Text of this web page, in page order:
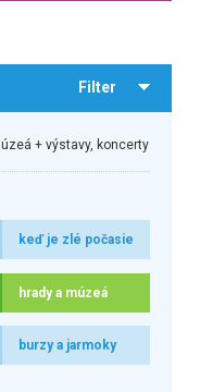
Filter
+ výstavy, koncerty
keď je zlé počasie
hrady a múzeá
burzy a jarmoky